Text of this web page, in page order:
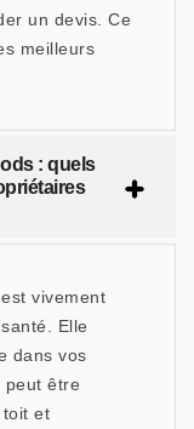
un devis. Ce
meilleurs
: quels
vivement
Elle
dans vos
peut être
toit et